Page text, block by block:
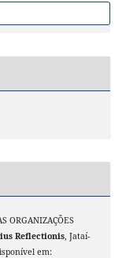
ORGANIZAÇÕES
Reflectionis, Jataí-
em: